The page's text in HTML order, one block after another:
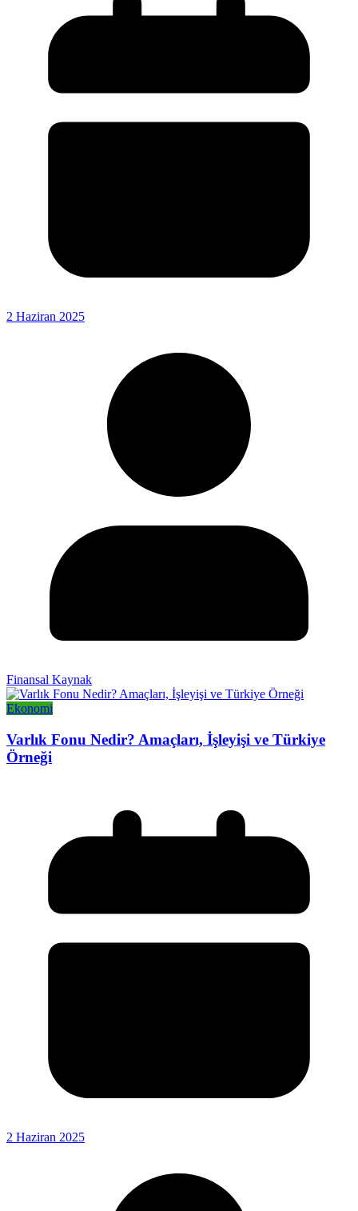
2 Haziran 2025
Finansal Kaynak
Ekonomi
Varlık Fonu Nedir? Amaçları, İşleyişi ve Türkiye
Örneği
2 Haziran 2025